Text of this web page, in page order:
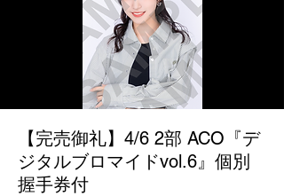
【完売御礼】4/6 2部 ACO『デ
ジタルブロマイドvol.6』個別
握手券付